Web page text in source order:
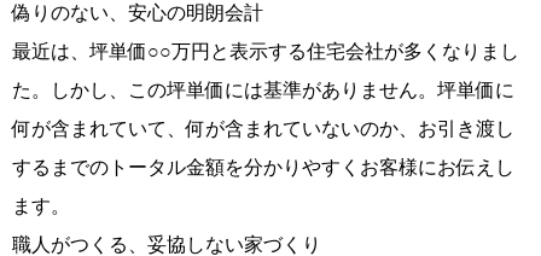
偽りのない、安心の明朗会計
最近は、坪単価○○万円と表示する住宅会社が多くなりまし
た。しかし、この坪単価には基準がありません。坪単価に
何が含まれていて、何が含まれていないのか、お引き渡し
するまでのトータル金額を分かりやすくお客様にお伝えし
ます。
職人がつくる、妥協しない家づくり